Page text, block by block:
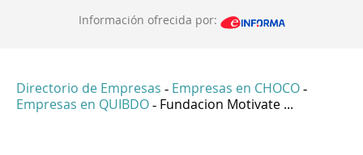
Información ofrecida por:
Directorio de Empresas - Empresas en CHOCO -
Empresas en QUIBDO - Fundacion Motivate ...